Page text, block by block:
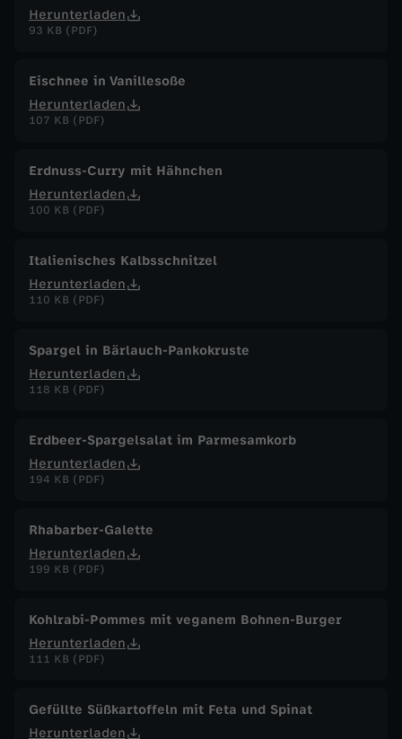
Herunterladen
93 KB (PDF)
Eischnee in Vanillesoße
Herunterladen
107 KB (PDF)
Erdnuss-Curry mit Hähnchen
Herunterladen
100 KB (PDF)
Italienisches Kalbsschnitzel
Herunterladen
110 KB (PDF)
Spargel in Bärlauch-Pankokruste
Herunterladen
118 KB (PDF)
Erdbeer-Spargelsalat im Parmesamkorb
Herunterladen
194 KB (PDF)
Rhabarber-Galette
Herunterladen
199 KB (PDF)
Kohlrabi-Pommes mit veganem Bohnen-Burger
Herunterladen
111 KB (PDF)
Gefüllte Süßkartoffeln mit Feta und Spinat
Herunterladen